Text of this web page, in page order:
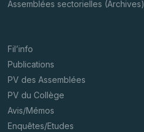
Assemblées sectorielles (Archives)
Fil’info
Publications
PV des Assemblées
PV du Collège
Avis/Mémos
Enquêtes/Etudes